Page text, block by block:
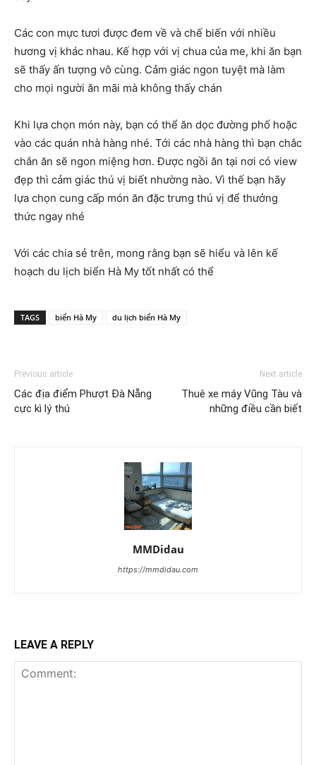
Các con mực tươi được đem về và chế biến với nhiều
hương vị khác nhau. Kế hợp với vị chua của me, khi ăn bạn
sẽ thấy ấn tượng vô cùng. Cảm giác ngon tuyệt mà làm
cho mọi người ăn mãi mà không thấy chán
Khi lựa chọn món này, bạn có thể ăn dọc đường phố hoặc
vào các quán nhà hàng nhé. Tới các nhà hàng thì bạn chắc
chắn ăn sẽ ngon miệng hơn. Được ngồi ăn tại nơi có view
đẹp thì cảm giác thú vị biết nhường nào. Vì thế bạn hãy
lựa chọn cung cấp món ăn đặc trưng thú vị để thưởng
thức ngay nhé
Với các chia sẻ trên, mong rằng bạn sẽ hiểu và lên kế
hoạch du lịch biển Hà My tốt nhất có thể
TAGS biển Hà My du lịch biển Hà My
Previous article
Các địa điểm Phượt Đà Nẵng
cực kì lý thú
Next article
Thuê xe máy Vũng Tàu và
những điều cần biết
MMDidau
https://mmdidau.com
LEAVE A REPLY